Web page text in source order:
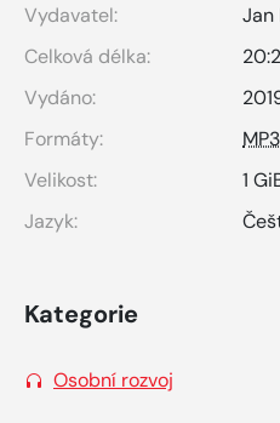
Vydavatel:
Jan
Celková délka:
Vydáno:
Formáty:
MP3
Velikost:
1
Jazyk:
Kategorie
Osobní rozvoj